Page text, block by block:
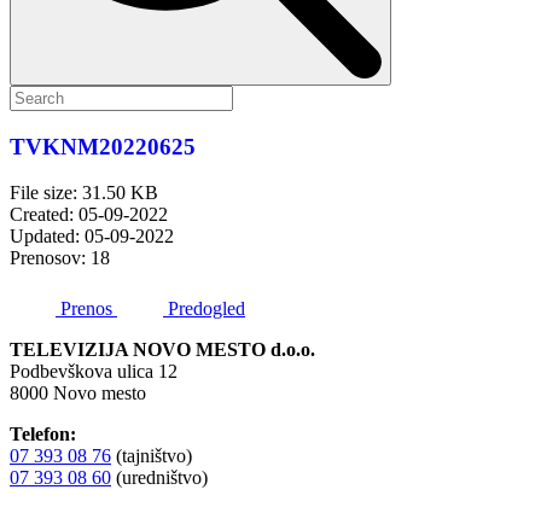
TVKNM20220625
File size: 31.50 KB
Created: 05-09-2022
Updated: 05-09-2022
Prenosov: 18
Prenos
Predogled
TELEVIZIJA NOVO MESTO d.o.o.
Podbevškova ulica 12
8000 Novo mesto
Telefon:
07 393 08 76 (tajništvo)
07 393 08 60 (uredništvo)